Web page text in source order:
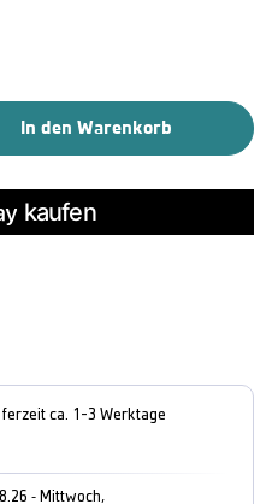
In den Warenkorb
ca. 1-3 Werktage
- Mittwoch,